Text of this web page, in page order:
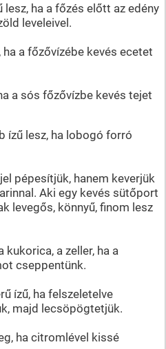
ha a főzés előtt az edény
leveleivel.
a főzővízébe kevés ecetet
a sós főzővízbe kevés tejet
ízű lesz, ha lobogó forró
pépesítjük, hanem keverjük
Aki egy kevés sütőport
levegős, könnyű, finom lesz
a zeller, ha a
cseppentünk.
ízű, ha felszeletelve
majd lecsöpögtetjük.
ha citromlével kissé